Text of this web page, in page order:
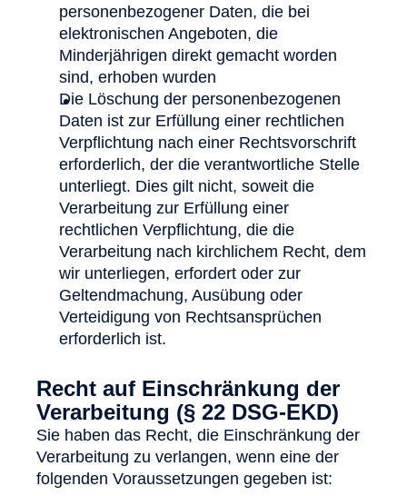
personenbezogener Daten, die bei
elektronischen Angeboten, die
Minderjährigen direkt gemacht worden
sind, erhoben wurden
Die Löschung der personenbezogenen
Daten ist zur Erfüllung einer rechtlichen
Verpflichtung nach einer Rechtsvorschrift
erforderlich, der die verantwortliche Stelle
unterliegt. Dies gilt nicht, soweit die
Verarbeitung zur Erfüllung einer
rechtlichen Verpflichtung, die die
Verarbeitung nach kirchlichem Recht, dem
wir unterliegen, erfordert oder zur
Geltendmachung, Ausübung oder
Verteidigung von Rechtsansprüchen
erforderlich ist.
Recht auf Einschränkung der
Verarbeitung (§ 22 DSG-EKD)
Sie haben das Recht, die Einschränkung der
Verarbeitung zu verlangen, wenn eine der
folgenden Voraussetzungen gegeben ist: